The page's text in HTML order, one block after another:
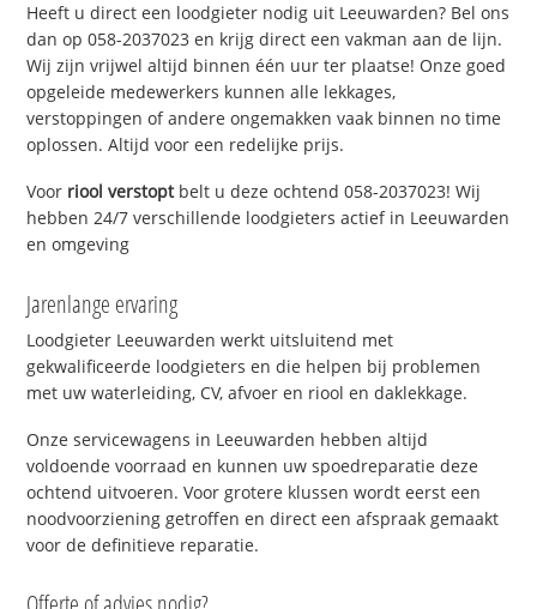
Heeft u direct een loodgieter nodig uit Leeuwarden? Bel ons
dan op 058-2037023 en krijg direct een vakman aan de lijn.
Wij zijn vrijwel altijd binnen één uur ter plaatse! Onze goed
opgeleide medewerkers kunnen alle lekkages,
verstoppingen of andere ongemakken vaak binnen no time
oplossen. Altijd voor een redelijke prijs.
Voor riool verstoptbelt u deze ochtend 058-2037023! Wij
hebben 24/7 verschillende loodgieters actief in Leeuwarden
en omgeving
Jarenlange ervaring
Loodgieter Leeuwarden werkt uitsluitend met
gekwalificeerde loodgieters en die helpen bij problemen
met uw waterleiding, CV, afvoer en riool en daklekkage.
Onze servicewagens in Leeuwarden hebben altijd
voldoende voorraad en kunnen uw spoedreparatie deze
ochtend uitvoeren. Voor grotere klussen wordt eerst een
noodvoorziening getroffen en direct een afspraak gemaakt
voor de definitieve reparatie.